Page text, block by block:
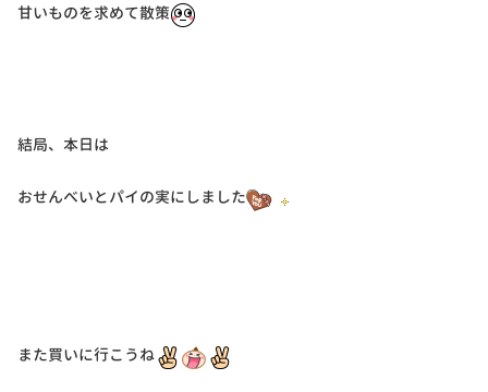
甘いものを求めて散策
結局、本日は
おせんべいとパイの実にしました
また買いに行こうね